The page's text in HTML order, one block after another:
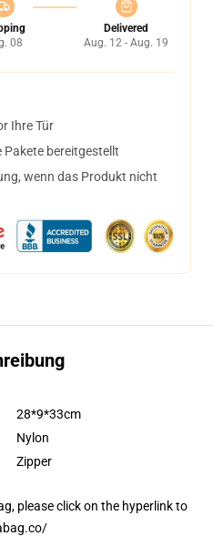
08
Delivered
Aug. 12 - Aug. 19
Ihre Tür
bereitgestellt
wenn das Produkt nicht
28*9*33cm
Nylon
Zipper
please click on the hyperlink to